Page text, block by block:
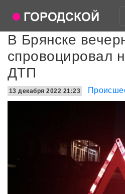
В Брянске
спровоцировал
ДТП
13 декабря 2022 21:23